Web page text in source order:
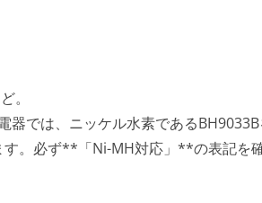
。
器では、ニッケル水素である
。必ず**「Ni-MH対応」**の表記を